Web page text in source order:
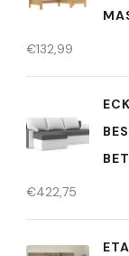
€132,99
€422,75